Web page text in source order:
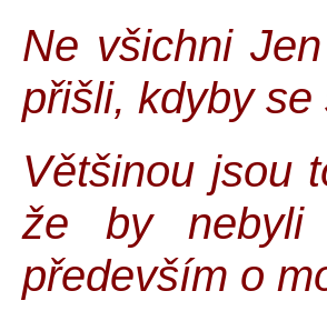
Ne všichni
přišli, kdyby se
Většinou jsou
že by
především o